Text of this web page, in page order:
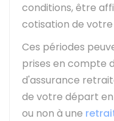
conditions, être
cotisation de
Ces périodes
prises en compte
d'assurance
de votre départ
ou non à une